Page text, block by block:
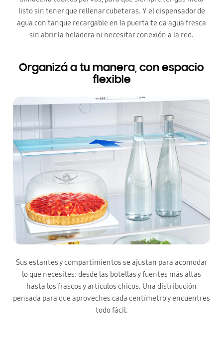
listo sin tener que rellenar cubeteras. Y el dispensador de
agua con tanque recargable en la puerta te da agua fresca
sin abrir la heladera ni necesitar conexión a la red.
Organizá a tu manera, con espacio
flexible
Sus estantes y compartimientos se ajustan para acomodar
lo que necesites: desde las botellas y fuentes más altas
hasta los frascos y artículos chicos. Una distribución
pensada para que aproveches cada centímetro y encuentres
todo fácil.